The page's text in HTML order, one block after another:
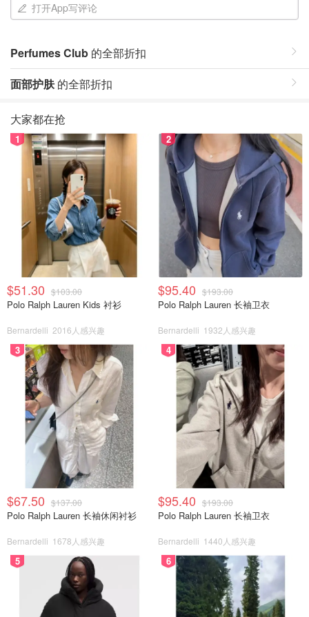
打开App写评论
Perfumes Club 的全部折扣
面部护肤的全部折扣
大家都在抢
1
$51.30 $103.00
Polo Ralph Lauren Kids 衬衫
Bernardelli 2016人感兴趣
2
$95.40 $193.00
Polo Ralph Lauren 长袖卫衣
Bernardelli 1932人感兴趣
3
$67.50 $137.00
Polo Ralph Lauren 长袖休闲衬衫
Bernardelli 1678人感兴趣
4
$95.40 $193.00
Polo Ralph Lauren 长袖卫衣
Bernardelli 1440人感兴趣
5 6